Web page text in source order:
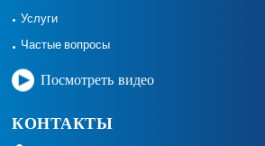
Услуги
Частые вопросы
Посмотреть видео
КОНТАКТЫ